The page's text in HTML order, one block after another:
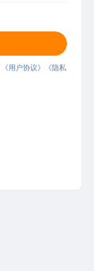
《用户协议》
《隐私